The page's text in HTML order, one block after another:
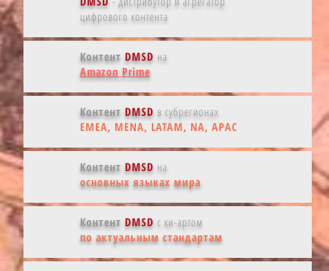
цифрового контента
Контент DMSD на
Amazon Prime
Контент DMSD в субрегионах
EMEA, MENA, LATAM, NA, APAC
Контент DMSD на
основных языках мира
Контент DMSD с ки-артом
по актуальным стандартам